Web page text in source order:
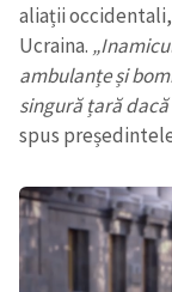
aliații
Ucraina.
ambulanțe și
singură țară
spus